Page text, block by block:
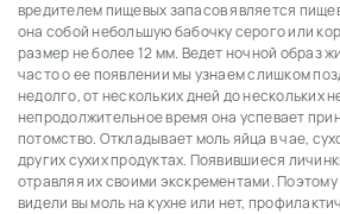
вредителем пищевых запасов является
она собой небольшую бабочку серого или
размер не более 12 мм. Ведет ночной образ
часто о ее появлении мы узнаем слишком
недолго, от нескольких дней до нескольких
непродолжительное время она успевает
потомство. Откладывает моль яйца в чае,
других сухих продуктах. Появившиеся
отравляя их своими экскрементами. Поэтому
видели вы моль на кухне или нет,